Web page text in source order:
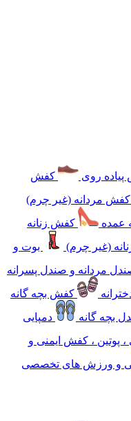
روی
کفش
کفش مردانه (غیر چرم)
عمده
کفش زنانه
(غیر چرم)
بوت و
مردانه و صندل پسرانه
کفش بچه گانه
بچه گانه
دمپایی
پوتین ، کفش ایمنی و
و ورزش های تخصصی